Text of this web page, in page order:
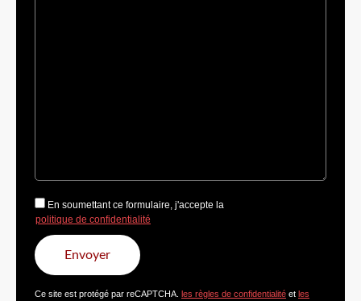
En soumettant ce formulaire, j'accepte la
politique de confidentialité
Ce site est protégé par reCAPTCHA. les règles de confidentialité et les